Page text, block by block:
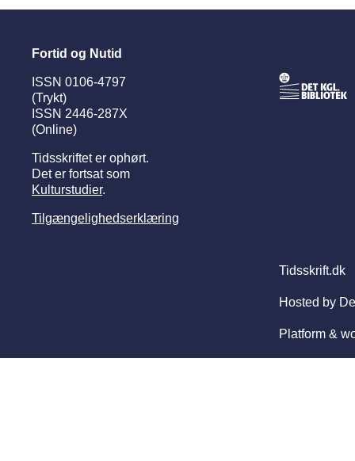
Fortid og Nutid
ISSN 0106-4797
(Trykt)
ISSN 2446-287X
(Online)
Tidsskriftet er ophørt.
Det er fortsat som
Kulturstudier.
Tilgængelighedserklæring